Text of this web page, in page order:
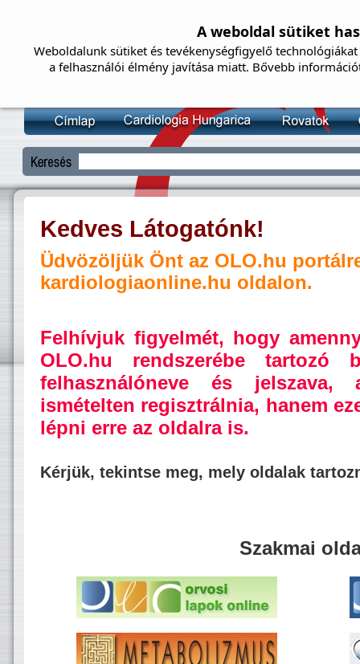
Kedves Látogatónk!
Üdvözöljük Önt az OLO.hu
kardiologiaonline.hu oldalon.
Felhívjuk figyelmét, hogy
OLO.hu rendszerébe tartozó
felhasználóneve és jelszava,
ismételten regisztrálnia, hanem
lépni erre az oldalra is.
Kérjük, tekintse meg, mely oldalak
Szakmai
A weboldal sütiket
Weboldalunk sütiket és tevékenységfigyelő
a felhasználói élmény javítása miatt. Bővebb